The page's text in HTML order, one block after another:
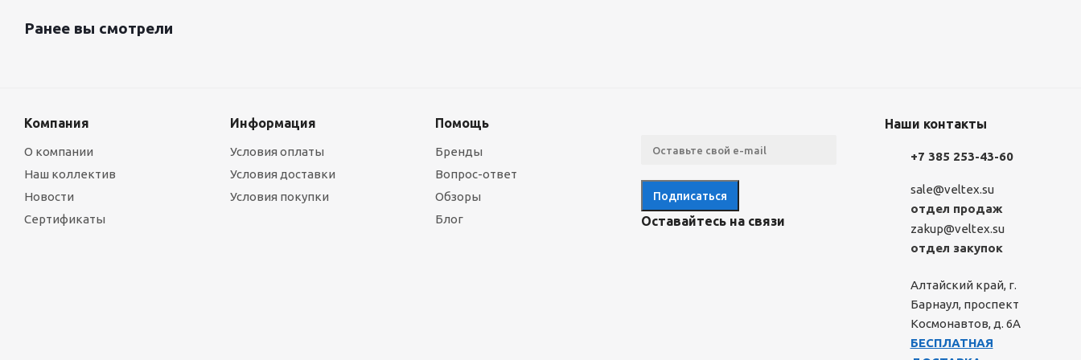
Ранее вы смотрели
Компания
О компании
Наш коллектив
Новости
Сертификаты
Информация
Условия оплаты
Условия доставки
Условия покупки
Помощь
Бренды
Вопрос-ответ
Обзоры
Блог
Оставайтесь на связи
Наши контакты
+7 385 253-43-60
sale@veltex.su
отдел продаж
zakup@veltex.su
отдел закупок
Алтайский край, г.
Барнаул, проспект
Космонавтов, д. 6А
БЕСПЛАТНАЯ